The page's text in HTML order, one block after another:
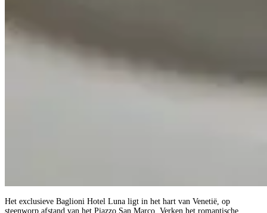
Het exclusieve Baglioni Hotel Luna ligt in het hart van Venetië, op
steenworp afstand van het Piazzo San Marco. Verken het romantische